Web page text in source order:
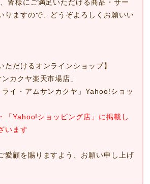
皆様にご満足いただける商品・サー
りますので、どうぞよろしくお願いい
ただけるオンラインショップ】
カクヤ楽天市場店」
ライ・アムサンカクヤ」Yahoo!ショッ
「Yahoo!ショッピング店」に掲載し
います
愛顧を賜りますよう、お願い申し上げ